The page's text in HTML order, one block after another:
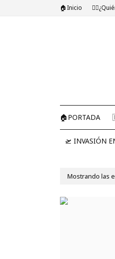
🏠Inicio
🏠PORTADA
🛫 INVASIÓN
Mostrando las